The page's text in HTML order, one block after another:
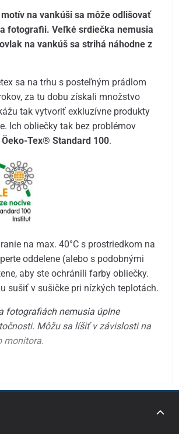
motív na vankúši sa môže odlišovať
fotografii. Veľké srdiečka nemusia
na vankúš sa strihá náhodne z
sa na trhu s posteľným prádlom
za tu dobu získali množstvo
tak vytvoriť exkluzívne produkty
Ich obliečky tak bez problémov
Tex® Standard 100.
na max. 40°C s prostriedkom na
oddelene (alebo s podobnými
aby ste ochránili farby obliečky.
sušiť v sušičke pri nízkých teplotách.
fotografiách nemusia úplne
Môžu sa líšiť v závislosti na
monitora.